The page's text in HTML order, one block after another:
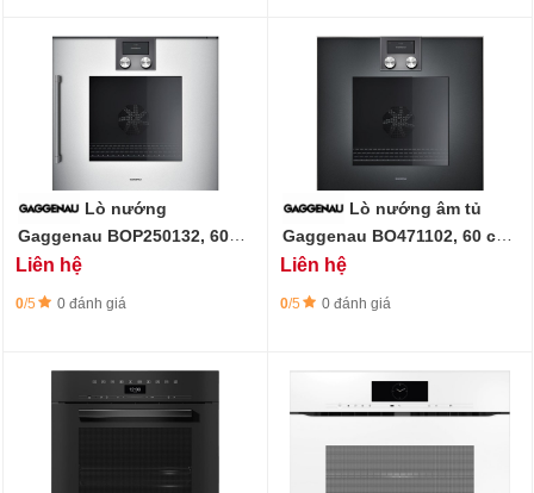
Lò nướng
Gaggenau BOP250132, 60
cm, bản lề cửa phải, màu
Liên hệ
0/5 0 đánh giá
Lò nướng âm tủ
Gaggenau BO471102, 60 cm,
bản lề cửa trái
Liên hệ
0/5 0 đánh giá